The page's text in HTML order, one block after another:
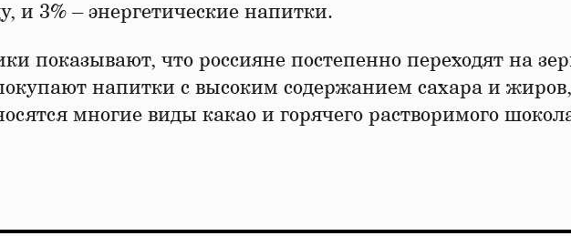
и 3% – энергетические напитки.
показывают, что россияне постепенно переходят на
напитки с высоким содержанием сахара и
многие виды какао и горячего растворимого